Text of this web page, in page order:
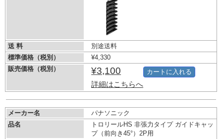
送 料
別途送料
標準価格（税別）
¥4,330
販売価格（税別）
¥3,100
詳細はこちらへ
カートに入れる
メーカー名
パナソニック
品名
トロリールHS 非張力タイプ ガイドキャッ
プ（前向き45°）2P用